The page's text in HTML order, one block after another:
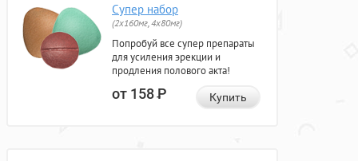
Супер набор
(2х160мг, 4х80мг)
Попробуй все супер препараты
для усиления эрекции и
продления полового акта!
от 158Р Купить